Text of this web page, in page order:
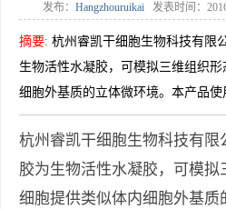
» »
发布： Hangzhouruikai 发表时间：
摘要: 杭州睿凯干细胞生物科技有限
生物活性水凝胶，可模拟三维组织
细胞外基质的立体微环境。本产品
杭州睿凯干细胞生物科技有限
胶为生物活性水凝胶，可模拟
细胞提供类似体内细胞外基质